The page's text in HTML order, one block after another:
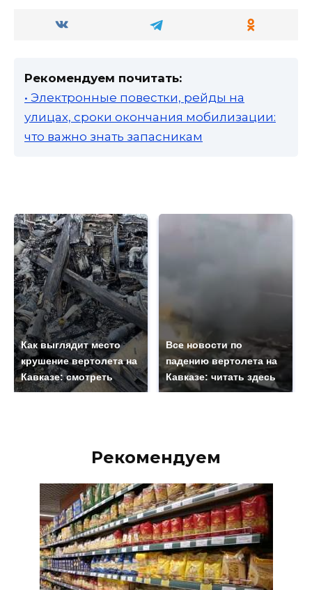
Рекомендуем почитать:
• Электронные повестки, рейды на
улицах, сроки окончания мобилизации:
что важно знать запасникам
Как выглядит место
крушение вертолета на
Кавказе: смотреть
Все новости по
падению вертолета на
Кавказе: читать здесь
Рекомендуем